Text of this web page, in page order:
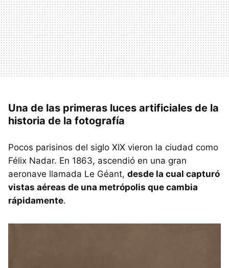
Una de las primeras luces artificiales de la
historia de la fotografía
Pocos parisinos del siglo XIX vieron la ciudad como
Félix Nadar. En 1863, ascendió en una gran
aeronave llamada Le Géant, desde la cual capturó
vistas aéreas de una metrópolis que cambia
rápidamente.